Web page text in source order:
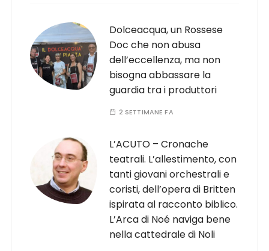
Dolceacqua, un Rossese
Doc che non abusa
dell’eccellenza, ma non
bisogna abbassare la
guardia tra i produttori
2 SETTIMANE FA
L’ACUTO – Cronache
teatrali. L’allestimento, con
tanti giovani orchestrali e
coristi, dell’opera di Britten
ispirata al racconto biblico.
L’Arca di Noé naviga bene
nella cattedrale di Noli